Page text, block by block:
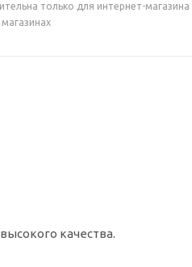
только для интернет-
качества.